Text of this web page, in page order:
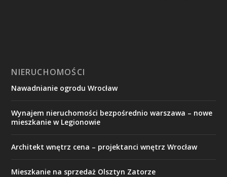
NIERUCHOMOŚCI
Nawadnianie ogrodu Wrocław
Wynajem nieruchomości bezpośrednio warszawa – nowe
mieszkanie w Legionowie
Architekt wnętrz cena – projektanci wnętrz Wrocław
Mieszkanie na sprzedaż Olsztyn Zatorze